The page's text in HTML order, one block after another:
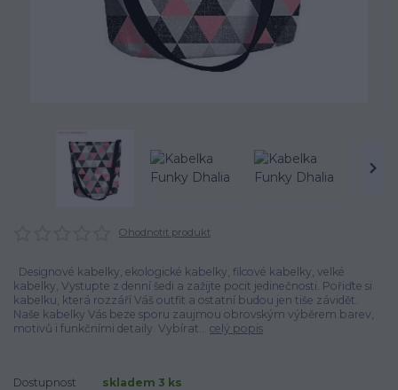
Ohodnotit produkt
Designové kabelky, ekologické kabelky, filcové kabelky, velké
kabelky, Vystupte z denní šedi a zažijte pocit jedinečnosti. Pořiďte si
kabelku, která rozzáří Váš outfit a ostatní budou jen tiše závidět.
Naše kabelky Vás beze sporu zaujmou obrovským výběrem barev,
motivů i funkčními detaily. Vybírat... celý popis
Dostupnost skladem 3 ks